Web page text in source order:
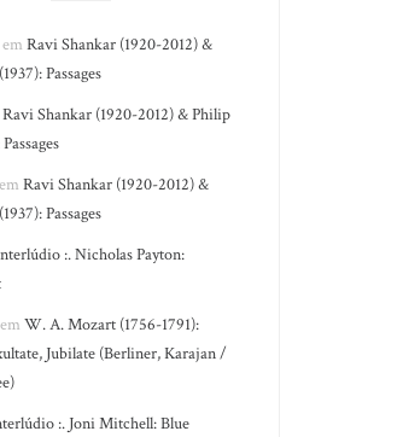
emRavi Shankar (1920-2012) &
Passages
Ravi Shankar (1920-2012) & Philip
emRavi Shankar (1920-2012) &
Passages
:. Nicholas Payton:
emW. A. Mozart (1756-1791):
Jubilate (Berliner, Karajan /
:. Joni Mitchell: Blue